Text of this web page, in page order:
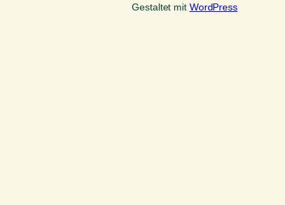
Gestaltet mit WordPress